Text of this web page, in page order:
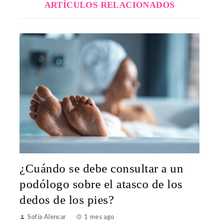
ARTÍCULOS RELACIONADOS
¿Cuándo se debe consultar a un
podólogo sobre el atasco de los
dedos de los pies?
Sofía Alencar 1 mes ago